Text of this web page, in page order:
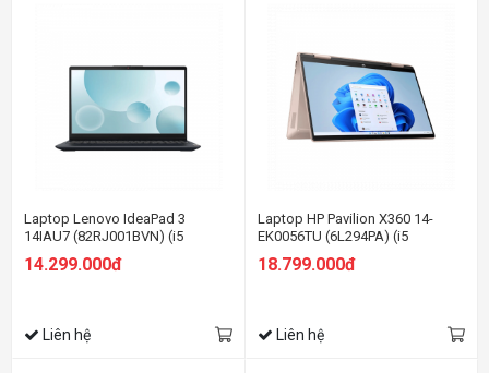
Laptop Lenovo IdeaPad 3
14IAU7 (82RJ001BVN) (i5
FHD/Win11/Xanh)
14.299.000đ
Liên hệ
Laptop HP Pavilion X360 14-
EK0056TU (6L294PA) (i5
FHD Cảm ứng/Bút/Win11/Vàng)
18.799.000đ
Liên hệ